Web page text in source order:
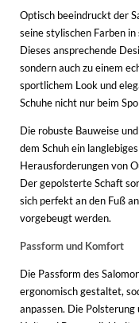
Optisch beeindruckt der
seine stylischen Farben in
Dieses ansprechende
sondern auch zu einem
sportlichem Look und
Schuhe nicht nur beim
Die robuste Bauweise
dem Schuh ein
Herausforderungen von
Der gepolsterte Schaft
sich perfekt an den Fuß
vorgebeugt werden.
Passform und Komfort
Die Passform des
ergonomisch gestaltet,
anpassen. Die